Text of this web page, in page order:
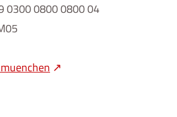
0300 0800 0800 04